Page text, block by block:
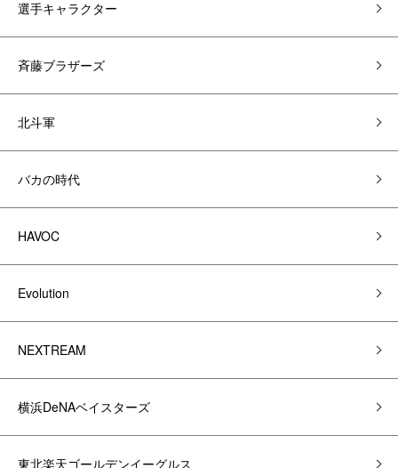
選手キャラクター
斉藤ブラザーズ
北斗軍
バカの時代
HAVOC
Evolution
NEXTREAM
横浜DeNAベイスターズ
東北楽天ゴールデンイーグルス